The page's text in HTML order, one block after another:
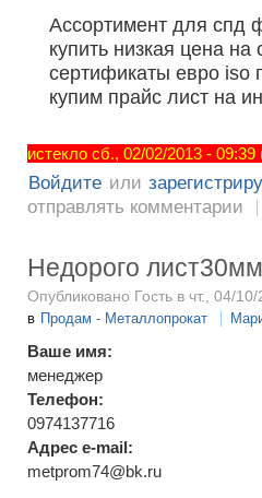
Ассортимент для спд
купить низкая цена
сертификаты евро iso
купим прайс лист на
истекло сб., 02/02/2013 -
Войдите или
отправлять комментарии
Недорого
Опубликовано Гость в чт., 04/
в Продам - Металлопрокат
Ваше имя:
менеджер
Телефон:
0974137716
Адрес e-mail:
metprom74@bk.ru